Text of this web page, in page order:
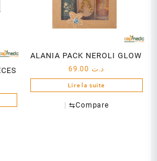
ALANIA PACK NEROLI GLOW
د.ت
Lire la suite
⇆Compare